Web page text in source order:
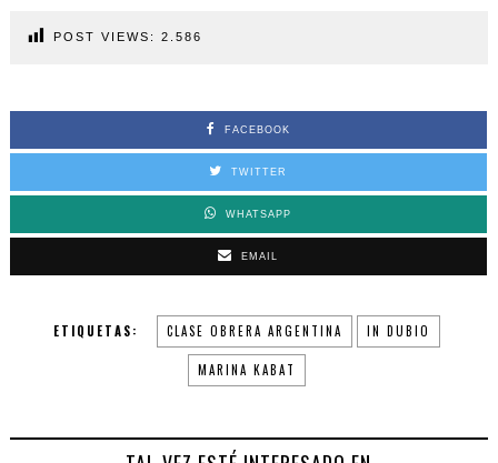
POST VIEWS: 2.586
FACEBOOK
TWITTER
WHATSAPP
EMAIL
ETIQUETAS: CLASE OBRERA ARGENTINA IN DUBIO
MARINA KABAT